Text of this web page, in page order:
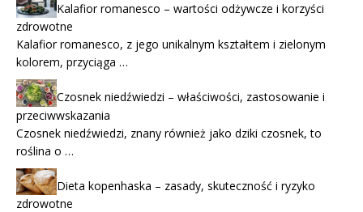
Kalafior romanesco – wartości odżywcze i korzyści
zdrowotne
Kalafior romanesco, z jego unikalnym kształtem i zielonym
kolorem, przyciąga …
Czosnek niedźwiedzi – właściwości, zastosowanie i
przeciwwskazania
Czosnek niedźwiedzi, znany również jako dziki czosnek, to
roślina o …
Dieta kopenhaska – zasady, skuteczność i ryzyko
zdrowotne